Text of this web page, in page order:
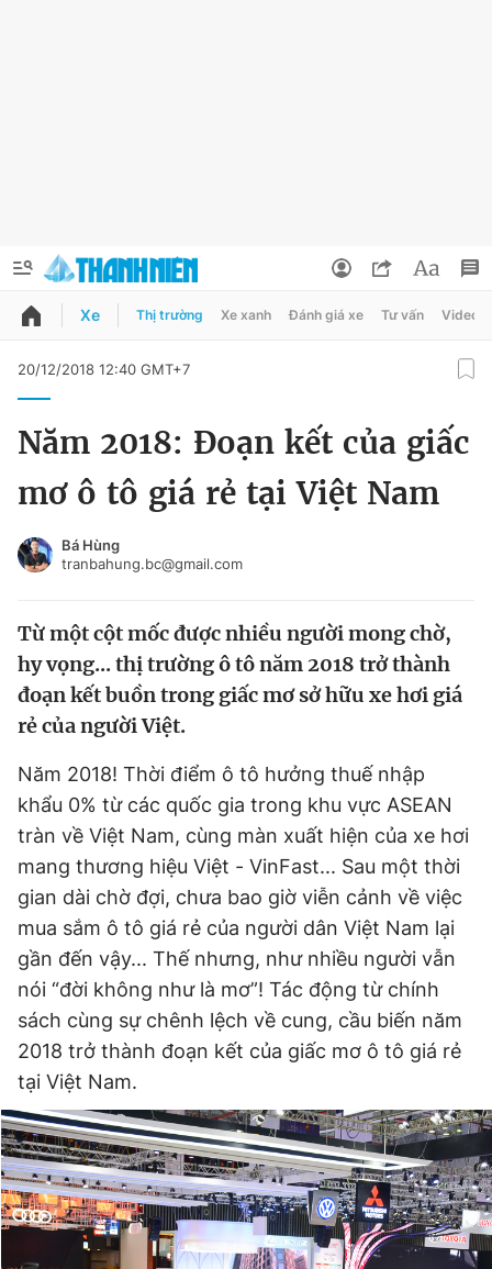
QUẢNG CÁO
Chào ngày mới
Tin thị trường Tin 360
Video Magazine
Sản phẩm khác
Tiện ích Bạn cần biết
Thông tin tòa soạn Liên hệ quảng cáo
Đọc Thanh Niên trên điện thoại
Theo dõi báo trên
Liên hệ quảng cáo
Đổi mật khẩu
Tin đã lưu
Tin đã xem
Xe Thị trường Xe xanh Đánh giá xe Tư vấn Video
20/12/2018 12:40 GMT+7
Năm 2018: Đoạn kết của giấc
mơ ô tô giá rẻ tại Việt Nam
Bá Hùng
tranbahung.bc@gmail.com
Từ một cột mốc được nhiều người mong chờ,
hy vọng... thị trường ô tô năm 2018 trở thành
đoạn kết buồn trong giấc mơ sở hữu xe hơi giá
rẻ của người Việt.
Năm 2018! Thời điểm ô tô hưởng thuế nhập
khẩu 0% từ các quốc gia trong khu vực ASEAN
tràn về Việt Nam, cùng màn xuất hiện của xe hơi
mang thương hiệu Việt - VinFast... Sau một thời
gian dài chờ đợi, chưa bao giờ viễn cảnh về việc
mua sắm ô tô giá rẻ của người dân Việt Nam lại
gần đến vậy... Thế nhưng, như nhiều người vẫn
nói “đời không như là mơ”! Tác động từ chính
sách cùng sự chênh lệch về cung, cầu biến năm
2018 trở thành đoạn kết của giấc mơ ô tô giá rẻ
tại Việt Nam.